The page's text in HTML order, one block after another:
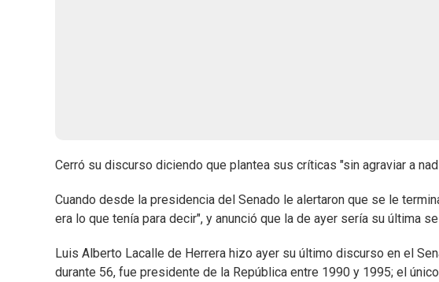
Cerró su discurso diciendo que plantea sus críticas "sin agraviar a
Cuando desde la presidencia del Senado le alertaron que se le
era lo que tenía para decir", y anunció que la de ayer sería su última
Luis Alberto Lacalle de Herrera hizo ayer su último discurso en el
durante 56, fue presidente de la República entre 1990 y 1995; el